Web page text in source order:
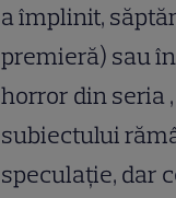
a împlinit,
premieră) sau
horror din seria
subiectului
speculație, dar